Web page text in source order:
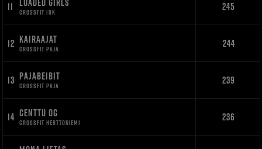
11 CROSSFIT 10K 245
12 KAIRAAJAT
CROSSFIT PAJA 244
13 PAJABEIBIT
CROSSFIT PAJA 239
14 CENTTU OG
CROSSFIT HERTTONIEMI 236